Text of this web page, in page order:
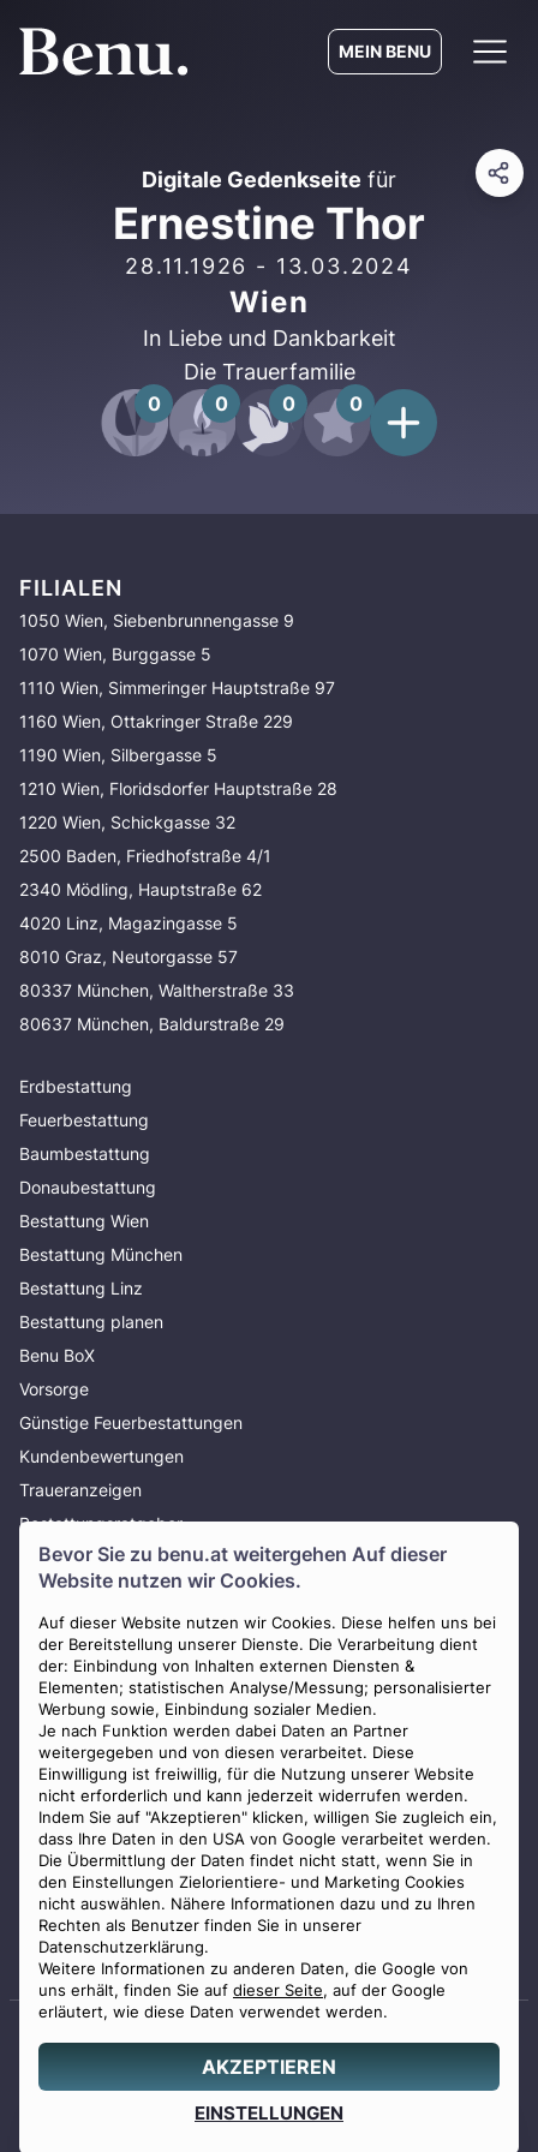
Bevor Sie zu benu.at weitergehen Auf dieser
Website nutzen wir Cookies.
Auf dieser Website nutzen wir Cookies. Diese helfen uns bei
der Bereitstellung unserer Dienste. Die Verarbeitung dient
der: Einbindung von Inhalten externen Diensten &
Elementen; statistischen Analyse/Messung; personalisierter
Werbung sowie, Einbindung sozialer Medien.
Je nach Funktion werden dabei Daten an Partner
weitergegeben und von diesen verarbeitet. Diese
Einwilligung ist freiwillig, für die Nutzung unserer Website
nicht erforderlich und kann jederzeit widerrufen werden.
Indem Sie auf "Akzeptieren" klicken, willigen Sie zugleich ein,
dass Ihre Daten in den USA von Google verarbeitet werden.
Die Übermittlung der Daten findet nicht statt, wenn Sie in
den Einstellungen Zielorientiere- und Marketing Cookies
nicht auswählen. Nähere Informationen dazu und zu Ihren
Rechten als Benutzer finden Sie in unserer
Datenschutzerklärung.
Weitere Informationen zu anderen Daten, die Google von
uns erhält, finden Sie auf dieser Seite, auf der Google
erläutert, wie diese Daten verwendet werden.
AKZEPTIEREN
EINSTELLUNGEN
MEIN BENU
0800 88 44 04
erstellen
Digitale Gedenkseite für
Ernestine Thor
28.11.1926 - 13.03.2024
Wien
In Liebe und Dankbarkeit
Die Trauerfamilie
0 0 0 0
FILIALEN
1050 Wien, Siebenbrunnengasse 9
1070 Wien, Burggasse 5
1110 Wien, Simmeringer Hauptstraße 97
1160 Wien, Ottakringer Straße 229
1190 Wien, Silbergasse 5
1210 Wien, Floridsdorfer Hauptstraße 28
1220 Wien, Schickgasse 32
2500 Baden, Friedhofstraße 4/1
2340 Mödling, Hauptstraße 62
4020 Linz, Magazingasse 5
8010 Graz, Neutorgasse 57
80337 München, Waltherstraße 33
80637 München, Baldurstraße 29
Erdbestattung
Feuerbestattung
Baumbestattung
Donaubestattung
Bestattung Wien
Bestattung München
Bestattung Linz
Bestattung planen
Benu BoX
Vorsorge
Günstige Feuerbestattungen
Kundenbewertungen
Traueranzeigen
Bestattungsratgeber
Über uns
Presse
AGB
Impressum
Datenschutz
Widerrufsbelehrung
Zahlungsmöglichkeiten
Staatlich geprüfter
© 2026 Benu GmbH. Alle Rechte vorbehalten.